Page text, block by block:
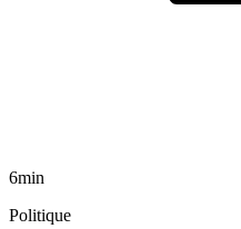
6min
Politique